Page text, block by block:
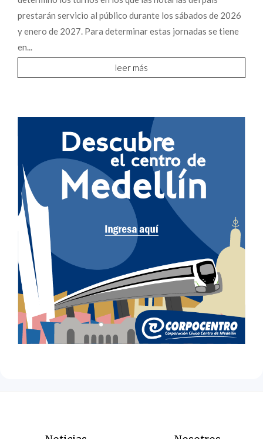
prestarán servicio al público durante los sábados de 2026
y enero de 2027. Para determinar estas jornadas se tiene
en...
leer más